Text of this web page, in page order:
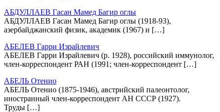
АБДУЛЛАЕВ Гасан Мамед Багир оглы
АБДУЛЛАЕВ Гасан Мамед Багир оглы (1918-93),
азербайджанский физик, академик (1967) и […]
АБЕЛЕВ Гарри Израйлевич
АБЕЛЕВ Гарри Израйлевич (р. 1928), российский иммунолог,
член-корреспондент РАН (1991; член-корреспондент […]
АБЕЛЬ Отенио
АБЕЛЬ Отенио (1875-1946), австрийский палеонтолог,
иностранный член-корреспондент АН СССР (1927).
Труды […]